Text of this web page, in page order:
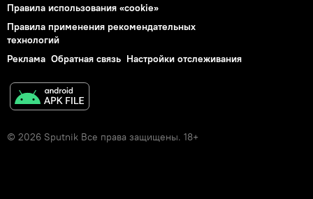
Правила использования «cookie»
Правила применения рекомендательных
технологий
Реклама Обратная связь Настройки отслеживания
© 2026 Sputnik Все права защищены. 18+